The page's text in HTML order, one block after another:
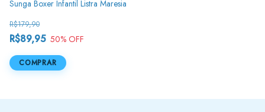
Sunga Boxer Infantil Listra Maresia
R$89,95
R$179,90
50% OFF
COMPRAR